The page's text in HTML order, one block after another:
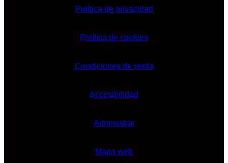
Política de privacidad
Política de cookies
Condiciones de venta
Accesibilidad
Administrar
Mapa web